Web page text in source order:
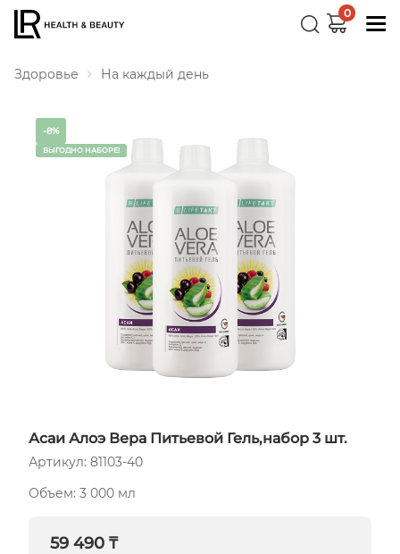
0
Здоровье На каждый день
-8%
ВЫГОДНО НАБОРЕ!
Асаи Алоэ Вера Питьевой Гель,набор 3 шт.
Артикул: 81103-40
Объем: 3 000 мл
59 490 ₸